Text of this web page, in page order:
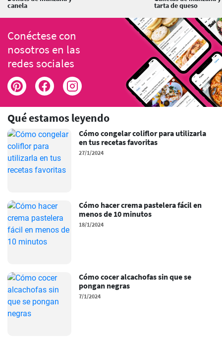
canela tarta de queso
Conéctese con
nosotros en las
redes sociales
Qué estamos leyendo
Cómo congelar coliflor para utilizarla
en tus recetas favoritas
27/1/2024
Cómo hacer crema pastelera fácil en
menos de 10 minutos
18/1/2024
Cómo cocer alcachofas sin que se
pongan negras
7/1/2024